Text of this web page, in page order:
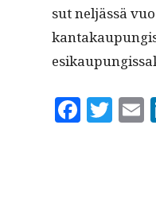
sut neljässä
Fa T